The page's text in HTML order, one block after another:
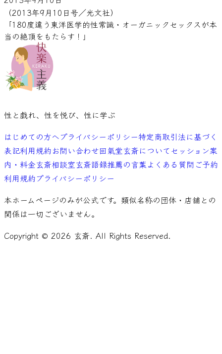
（2013年9月10日号／光文社）
「180度違う東洋医学的性常識・オーガニックセックスが本
当の絶頂をもたらす！」
性と戯れ、性を悦び、性に学ぶ
はじめての方へプライバシーポリシー特定商取引法に基づく
表記利用規約お問い合わせ回氣堂玄斎についてセッション案
内・料金玄斎相談室玄斎語録推薦の言葉よくある質問 ご予約
利用規約プライバシーポリシー
本ホームページのみが公式です。類似名称の団体・店舗との
関係は一切ございません。
Copyright © 2026 玄斎. All Rights Reserved.